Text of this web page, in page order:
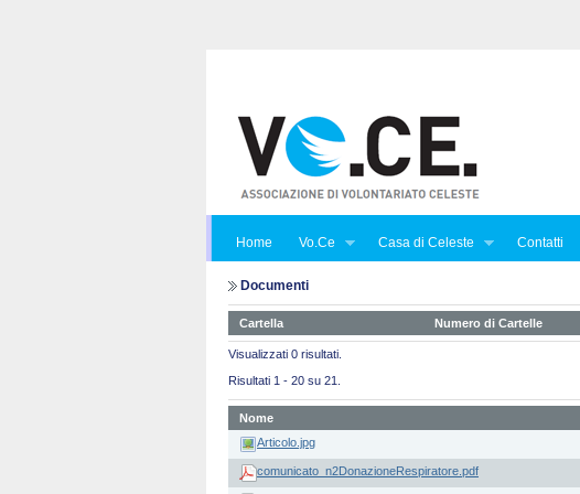
Home Vo.Ce Casa di Celeste Contatti
Documenti
Cartella Numero di Cartelle
Visualizzati 0 risultati.
Risultati 1 - 20 su 21.
Nome
Articolo.jpg
comunicato_n2DonazioneRespiratore.pdf